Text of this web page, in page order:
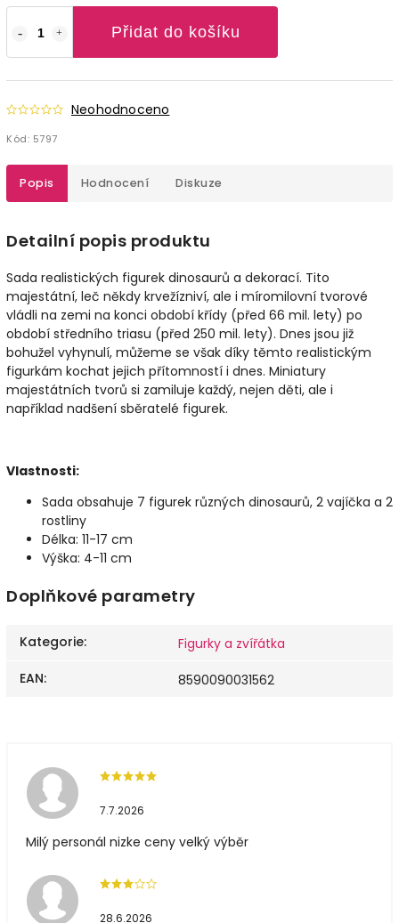
Přidat do košíku
Neohodnoceno
Kód: 5797
Popis Hodnocení Diskuze
Detailní popis produktu
Sada realistických figurek dinosaurů a dekorací. Tito
majestátní, leč někdy krvežízniví, ale i míromilovní tvorové
vládli na zemi na konci období křídy (před 66 mil. lety) po
období středního triasu (před 250 mil. lety). Dnes jsou již
bohužel vyhynulí, můžeme se však díky těmto realistickým
figurkám kochat jejich přítomností i dnes. Miniatury
majestátních tvorů si zamiluje každý, nejen děti, ale i
například nadšení sběratelé figurek.
Vlastnosti:
Sada obsahuje 7 figurek různých dinosaurů, 2 vajíčka a 2
rostliny
Délka: 11-17 cm
Výška: 4-11 cm
Doplňkové parametry
Kategorie:
Figurky a zvířátka
EAN: 8590090031562
7.7.2026
Milý personál nizke ceny velký výběr
28.6.2026